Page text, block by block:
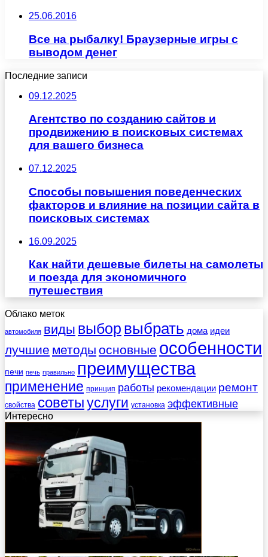
25.06.2016
Все на рыбалку! Браузерные игры с
выводом денег
Последние записи
09.12.2025
Агентство по созданию сайтов и
продвижению в поисковых системах
для вашего бизнеса
07.12.2025
Способы повышения поведенческих
факторов и влияние на позиции сайта в
поисковых системах
16.09.2025
Как найти дешевые билеты на самолеты
и поезда для экономичного
путешествия
Облако меток
автомобиля виды выбор выбрать дома идеи
лучшие методы основные особенности
печи печь правильно преимущества
применение принцип работы рекомендации ремонт
свойства советыуслуги установка эффективные
Интересно